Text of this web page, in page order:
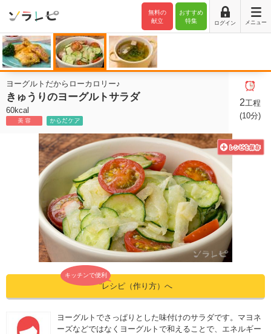
おすすめ
特集
無料の
献立
ログイン メニュー
ヨーグルトだからローカロリー♪
きゅうりのヨーグルトサラダ
60kcal
2工程
(10分)
キッチンで便利
”レシピ（作り方）へ
ヨーグルトでさっぱりとした味付けのサラダです。マヨネ
ーズなどではなくヨーグルトで和えることで、エネルギー